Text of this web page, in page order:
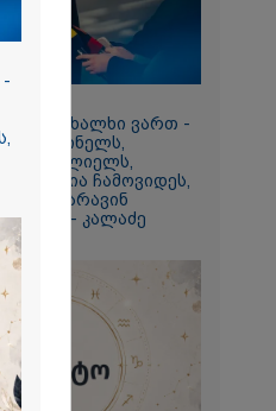
ხალხი ვართ -
უკრაინელს,
იტალიელს,
შეუძლია ჩამოვიდეს,
არავინ
არაა" - კალაძე
-